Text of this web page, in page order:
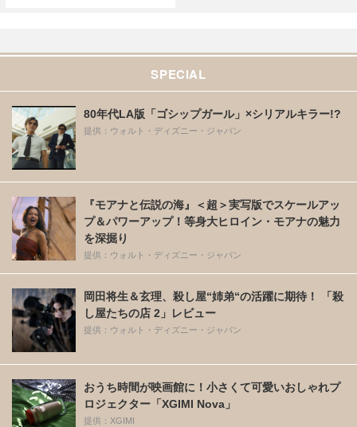
SPECIAL
80年代LA版「ゴシップガール」×シリアルキラー!?
提供：ウォルト・ディズニー・ジャパン
『モアナと伝説の海』＜超＞実写版でスケールアッ
プ＆パワーアップ！等身大ヒロイン・モアナの魅力
を深掘り
提供：ウォルト・ディズニー・ジャパン
岡田将生＆玄理、殺し屋“姉弟“の活躍に期待！ 「殺
し屋たちの店 2」レビュー
提供：ウォルト・ディズニー・ジャパン
おうち時間が映画館に！小さくて可愛いおしゃれプ
ロジェクター「XGIMI Nova」
提供：XGIMI